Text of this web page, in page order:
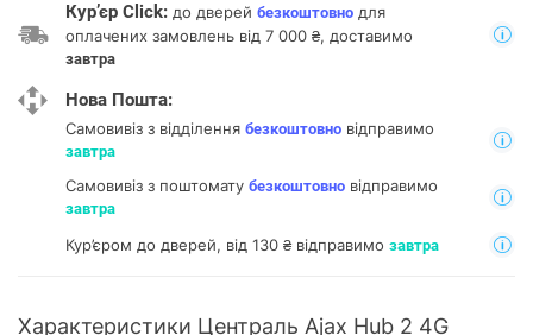
Кур’єр Click: до дверей безкоштовно для
оплачених замовлень від 7 000 ₴, доставимо
завтра
Нова Пошта:
Самовивіз з відділення безкоштовно відправимо
завтра
Самовивіз з поштомату безкоштовно відправимо
завтра
Кур’єром до дверей, від 130 ₴ відправимо завтра
Характеристики Централь Ajax Hub 2 4G